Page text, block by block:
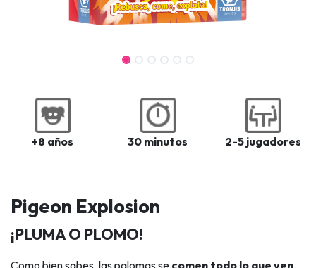
+8 años 30 minutos 2-5 jugadores
Pigeon Explosion
​¡PLUMA O PLOMO!
Como bien sabes, las palomas se comen todo lo que ven